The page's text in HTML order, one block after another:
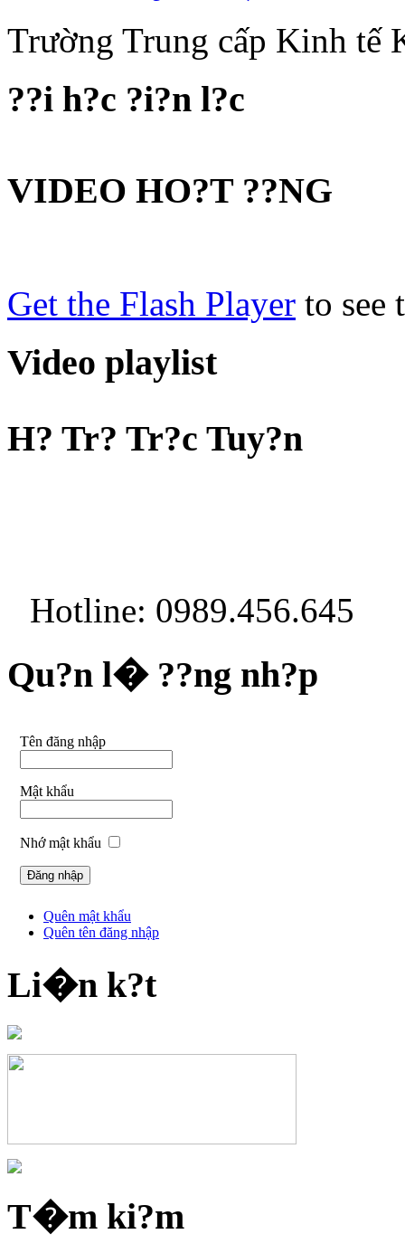
Trường Trung cấp Kinh tế
??i h?c ?i?n l?c
VIDEO HO?T ??NG
Get the Flash Player to see
Video playlist
H? Tr? Tr?c Tuy?n
Hotline: 0989.456.645
Qu?n l� ??ng nh?p
Tên đăng nhập
Mật khẩu
Nhớ mật khẩu
Quên mật khẩu
Quên tên đăng nhập
Li�n k?t
T�m ki?m